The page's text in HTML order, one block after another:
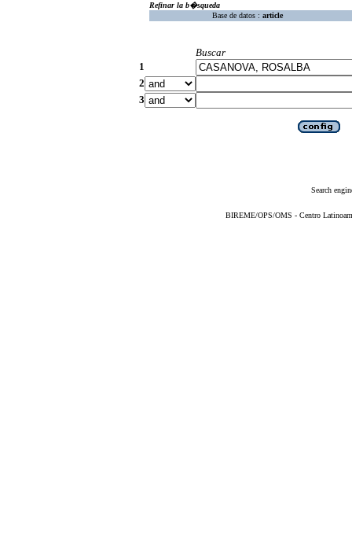
Refinar la b�squeda
Base de datos : article
Buscar
1
2
3
Search
BIREME/OPS/OMS - Centro